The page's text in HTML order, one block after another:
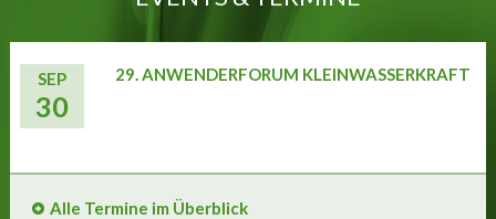
SEP
30
29. ANWENDERFORUM KLEINWASSERKRAFT
Alle Termine im Überblick